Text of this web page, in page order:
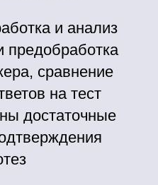
и анализ
сравнение
на тест
достаточные